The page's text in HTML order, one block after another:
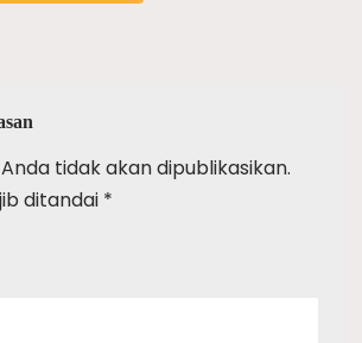
tidak akan dipublikasikan.
ditandai *